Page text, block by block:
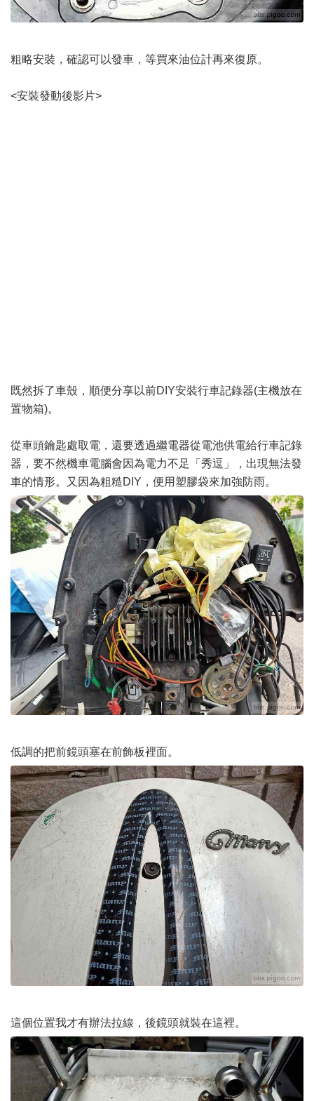
粗略安裝，確認可以發車，等買來油位計再來復原。
<安裝發動後影片>
既然拆了車殼，順便分享以前DIY安裝行車記錄器(主機放在
置物箱)。
從車頭鑰匙處取電，還要透過繼電器從電池供電給行車記錄
器，要不然機車電腦會因為電力不足「秀逗」，出現無法發
車的情形。又因為粗糙DIY，便用塑膠袋來加強防雨。
低調的把前鏡頭塞在前飾板裡面。
這個位置我才有辦法拉線，後鏡頭就裝在這裡。